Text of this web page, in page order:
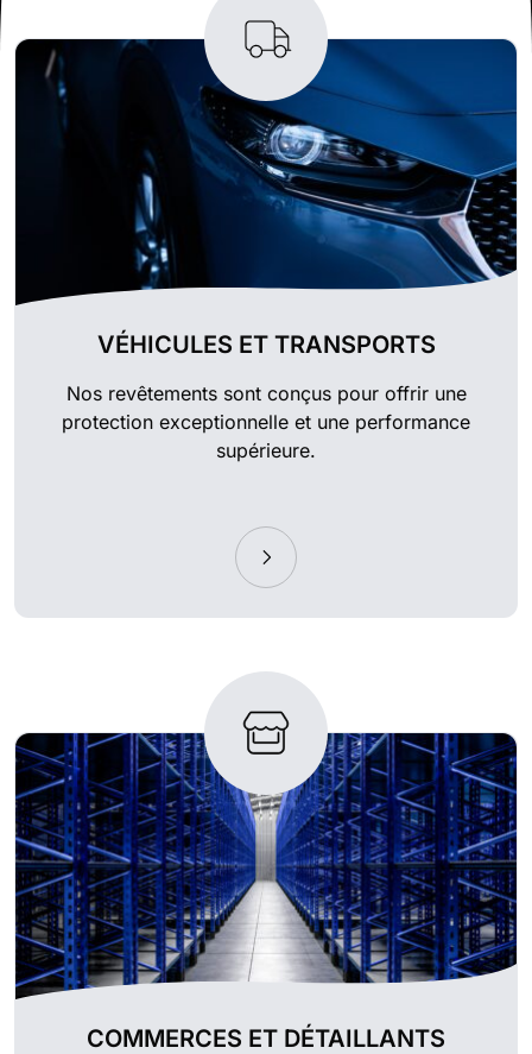
VÉHICULES ET TRANSPORTS
Nos revêtements sont conçus pour offrir une
protection exceptionnelle et une performance
supérieure.
COMMERCES ET DÉTAILLANTS